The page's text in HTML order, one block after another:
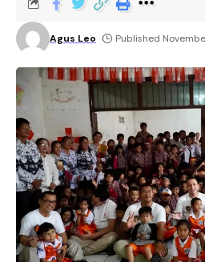
Agus Leo Published